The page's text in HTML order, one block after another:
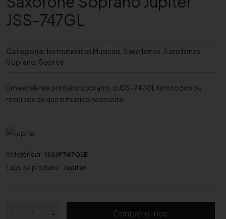
JSS-747GL
Categoria: Instrumentos Musicais Saxofones Saxofones
Soprano Sopros
Um excelente primeiro soprano, o JSS-747GL tem todos os
recursos de que o músico necessita.
Referência: ISSJP747GLE
Tags de produto: Jupiter
- + Contacte-nos